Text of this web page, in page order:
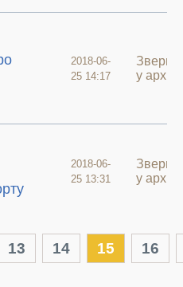
2018-06-
25 14:17
у архиві
2018-06-
25 13:31
у архиві
13 14 15 16